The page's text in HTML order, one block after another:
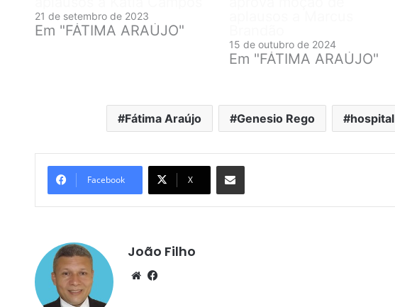
21 de setembro de 2023
Em "FÁTIMA ARAÚJO"
15 de outubro de 2024
Em "FÁTIMA ARAÚJO"
Fátima Araújo Genesio Rego hospital
Facebook X
Compartilhar por e-mail
João Filho
We